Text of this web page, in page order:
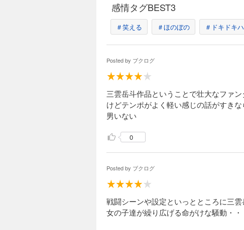
感情タグBEST3
＃笑える ＃ほのぼの ＃ドキドキ
Posted by ブクログ
三雲岳斗作品ということで壮大なファ
けどテンポがよく軽い感じの話がすき
男いない
0
Posted by ブクログ
戦闘シーンや設定といっとところに三
女の子達が繰り広げる命がけな騒動・